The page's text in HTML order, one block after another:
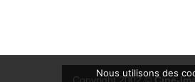
Nous utilisons des